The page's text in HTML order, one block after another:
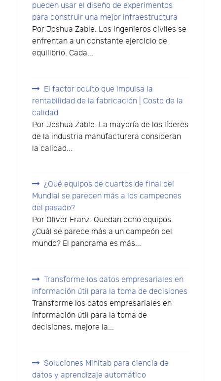
pueden usar el diseño de experimentos
para construir una mejor infraestructura
Por Joshua Zable. Los ingenieros civiles se
enfrentan a un constante ejercicio de
equilibrio. Cada...
El factor oculto que impulsa la
rentabilidad de la fabricación | Costo de la
calidad
Por Joshua Zable. La mayoría de los líderes
de la industria manufacturera consideran
la calidad...
¿Qué equipos de cuartos de final del
Mundial se parecen más a los campeones
del pasado?
Por Oliver Franz. Quedan ocho equipos.
¿Cuál se parece más a un campeón del
mundo? El panorama es más...
Transforme los datos empresariales en
información útil para la toma de decisiones
Transforme los datos empresariales en
información útil para la toma de
decisiones, mejore la...
Soluciones Minitab para ciencia de
datos y aprendizaje automático